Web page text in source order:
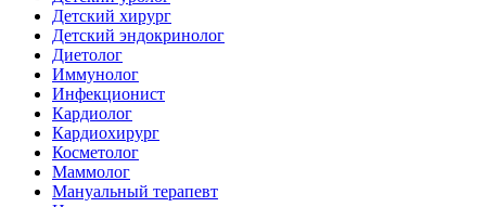
Детский хирург
Детский эндокринолог
Диетолог
Иммунолог
Инфекционист
Кардиолог
Кардиохирург
Косметолог
Маммолог
Мануальный терапевт